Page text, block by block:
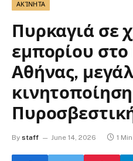
ΑΚΊΝΗΤΑ
Πυρκαγιά σε
εμπορίου στο
Αθήνας,
By staff June 14, 2026 1